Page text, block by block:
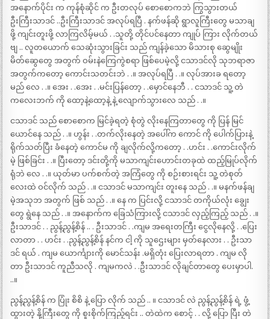
အနောက်ပိုင်း က ကုန်စုံဆိုင် က ဦးတလုပ် စောစောကဘဲ ကြွသွားတယ်
ဦးကြီးသာဒင် ..ဦးကြီးသာဒင် အလုပ်ရပြီ . နက်ဖန်ဆို ရွာလူကြီးတွေ မသာချ
ဖို့ ကျင်းတူးဖို့ လာကြလိမ့်မယ် . .သူတို့ တိုင်ပင်နေတာ ကျုပ် ကြား လိုက်တယ်
ဗျ .. လူတယောက် သေဆုံးသွားခြင်း သည် ကျန်ခဲ့သော မိသားစု ဆွေမျိုး
မိတ်ဆွေတွေ အတွက် ဝမ်းနဲကြေကွဲစရာ ဖြစ်ပေမဲ့လို့ ငသာဒင်လို သုဘရာဇာ
အတွက်ကတော့ ကောင်းသတင်းဘဲ . .။ အလုပ်ရပြီ . .။ လုပ်အားခ ရတော့
မည် လေ . .။ အေး . .အေး . .မင်းပြန်တော့ . .မှောင်နေဘီ . . ငသာဒင် သူ့ တဲ
ကလေးဘက် ကို ထော့နဲ့ထော့နဲ့ နဲ့ လျောက်သွားလေ သည် . .။
ငသာဒင် သည် စောစောက မြင်ခဲ့ရတဲ့ စုံတွဲ လိုးနေကြတာတွေ ကို ပြန် မြင်
ယောင်နေ သည် . .။ ဟွန်း . .တက်လိုးနေတဲ့ အပေါ်က ကောင် ကို ပေါက်ပြားနဲ့
ရိုက်သတ်ပြီး ခံနေတဲ့ ကောင်မ ကို ချလိုက်လို့ကတော့ . .ဟင်း . .ကောင်းလိုက်
မဲ့ ဖြစ်ခြင်း . .။ ပြီးတော့ ဒင်းတို့ကို မသာကျင်းဟောင်းတခုထဲ ထည့်မြုပ်လိုက်
ရုံဘဲ လေ . .။ ယုတ်မာ ပက်စက်တဲ့ အကြံတွေ ကို စဉ်းစားရင်း သူ့ တဲစုတ်
လေးထဲ ဝင်လိုက် သည် . .။ ငသာဒင် မသာကျင်း တူးနေ သည် . .။ မနက်ဖန်ချ
မဲ့အသုဘ အတွက် ဖြစ် သည် . .။ နေ က ပြင်းလို့ ငသာဒင် တကိုယ်လုံး ချွေး
တွေ ရွဲနေ သည် . .။ အနောက်က ခြေသံကြားလို့ ငသာဒင် လှည့်ကြည့် သည် . .။
ဦးသာဒင် . . ညွန့်ညွန့်စိန် .. . ဦးသာဒင် . .ကျမ အရေးတကြီး ငွေလိုနေလို့ . .ပြေး
လာတာ . . ဟင်း . .ညွန့်ညွန့်စိန် နင်က ငါ့ ကို သူဌေးများ မှတ်နေလား . . ဦးသာ
ဒင် ရယ် . ကျမ ယောင်္ကျားကို မောင်သန်း .မရှိတုံး ပြေးလာရတာ . ကျမ လို
တာ ဦးသာဒင် ကူညီသလို . ကျမကလဲ . .ဦးသာဒင် လိုချင်တာတွေ ပေးမှာပါ.
..။
ညွန့်ညွန့်စိန် က ပြုံး စိစိ နဲ့ ပြော လိုက် သည် .. ။ ငသာဒင် လဲ ညွန့်ညွန့်စိန် ရဲ့ ဖွံ့
ထွားတဲ့ နို့ကြီးတွေ ကို စူးစိုက်ကြည့်ရင်း .. တဲထဲက စောင့် . . လို့ ပြော ပြီး တဲ